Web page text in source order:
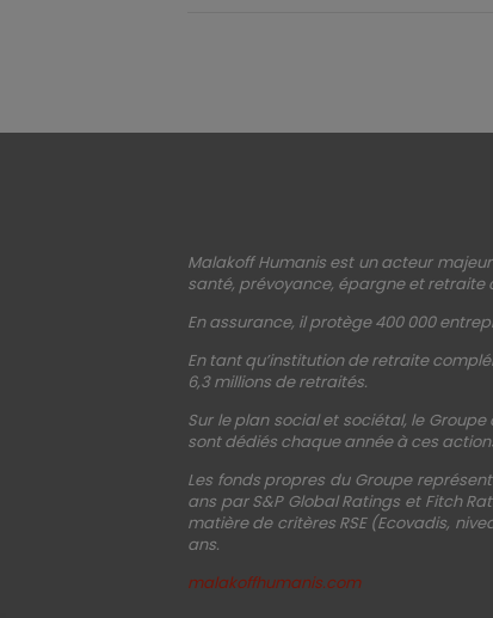
Malakoff Humanis est un acteur
santé, prévoyance, épargne et retraite
En assurance, il protège 400 000
En tant qu’institution de retraite
6,3 millions de retraités.
Sur le plan social et sociétal, le
sont dédiés chaque année à ces
Les fonds propres du Groupe
ans par S&P Global Ratings et Fitch
matière de critères RSE (Ecovadis,
ans.
malakoffhumanis.com